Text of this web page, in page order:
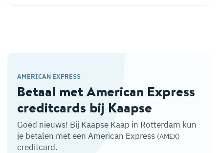
AMERICAN EXPRESS
Betaal met American Express
creditcards bij Kaapse
Goed nieuws! Bij Kaapse Kaap in Rotterdam kun
je betalen met een American Express (AMEX)
creditcard.